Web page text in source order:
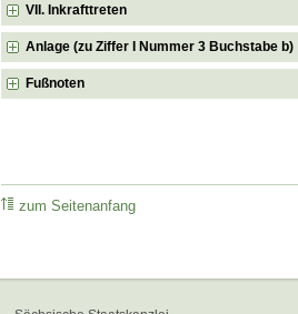
VII. Inkrafttreten
Anlage (zu Ziffer I Nummer 3 Buchstabe b)
Fußnoten
zum Seitenanfang